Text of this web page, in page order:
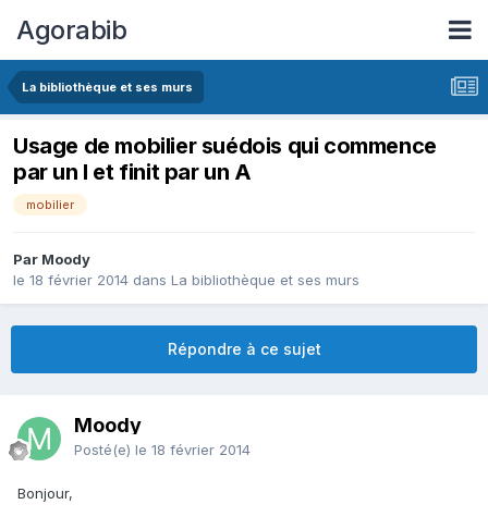
Agorabib
La bibliothèque et ses murs
Usage de mobilier suédois qui commence
par un I et finit par un A
mobilier
Par Moody
le 18 février 2014 dans La bibliothèque et ses murs
Répondre à ce sujet
Moody
Posté(e) le 18 février 2014
Bonjour,